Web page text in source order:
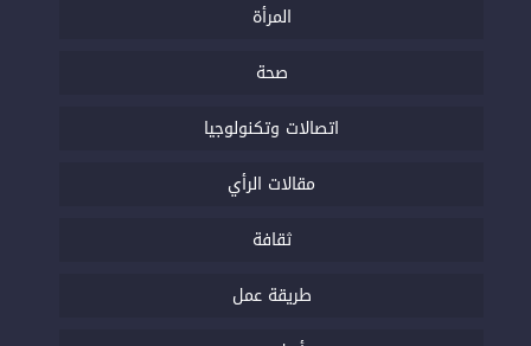
المرأة
صحة
اتصالات وتكنولوجيا
مقالات الرأي
ثقافة
طريقة عمل